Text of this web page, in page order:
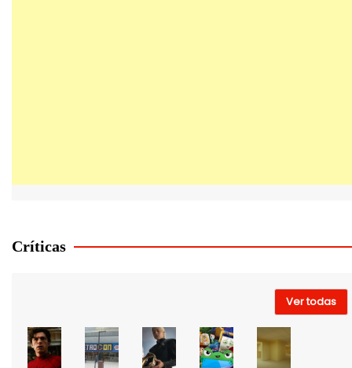
Críticas
Ver todas